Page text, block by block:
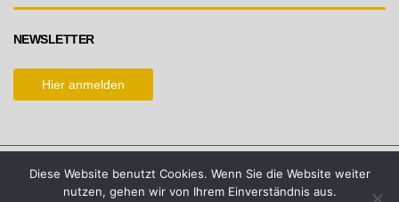
NEWSLETTER
Hier anmelden
Copyright by Ästhetik-Konzepte Marion Winter © 2026. All
Rights Reserved.
Diese Website benutzt Cookies. Wenn Sie die Website weiter
nutzen, gehen wir von Ihrem Einverständnis aus.